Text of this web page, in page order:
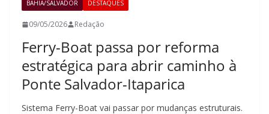
BAHIA/SALVADOR DESTAQUES
09/05/2026 Redação
Ferry-Boat passa por reforma
estratégica para abrir caminho à
Ponte Salvador-Itaparica
Sistema Ferry-Boat vai passar por mudanças estruturais.